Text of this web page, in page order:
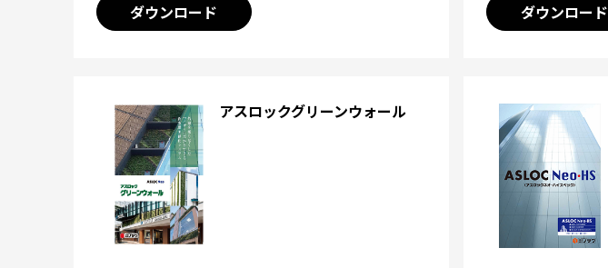
ダウンロード ダウンロード
アスロックグリーンウォール